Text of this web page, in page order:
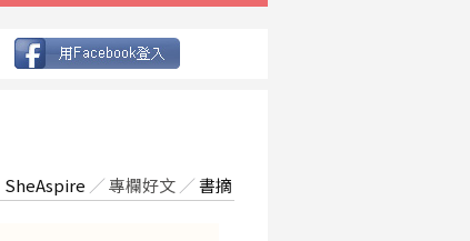
SheAspire ／專欄好文 ／書摘